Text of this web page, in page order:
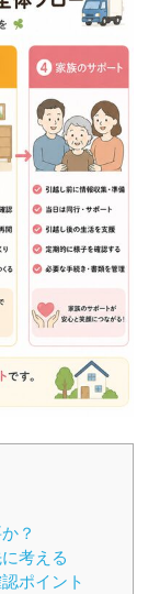
？
考える
ポイント